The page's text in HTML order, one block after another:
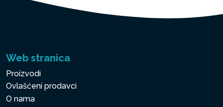
Web stranica
Proizvodi
Ovlašćeni prodavci
O nama